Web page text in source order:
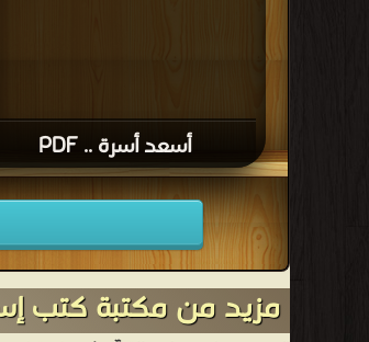
أسعد أسرة .. PDF
مزيد من مكتبة كتب